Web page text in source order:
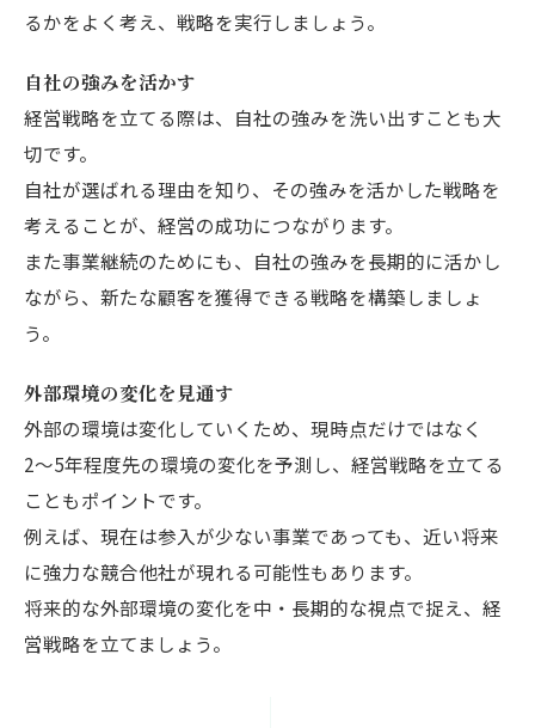
るかをよく考え、戦略を実行しましょう。
自社の強みを活かす
経営戦略を立てる際は、自社の強みを洗い出すことも大
切です。
自社が選ばれる理由を知り、その強みを活かした戦略を
考えることが、経営の成功につながります。
また事業継続のためにも、自社の強みを長期的に活かし
ながら、新たな顧客を獲得できる戦略を構築しましょ
う。
外部環境の変化を見通す
外部の環境は変化していくため、現時点だけではなく
2〜5年程度先の環境の変化を予測し、経営戦略を立てる
こともポイントです。
例えば、現在は参入が少ない事業であっても、近い将来
に強力な競合他社が現れる可能性もあります。
将来的な外部環境の変化を中・長期的な視点で捉え、経
営戦略を立てましょう。